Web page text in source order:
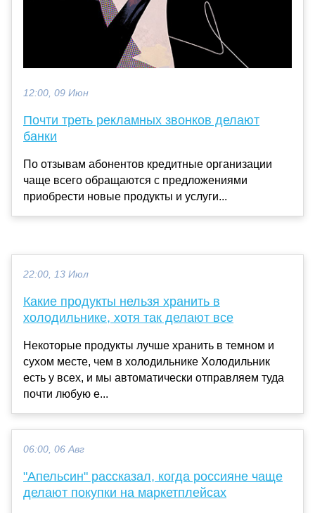
12:00, 09 Июн
Почти треть рекламных звонков делают
банки
По отзывам абонентов кредитные организации
чаще всего обращаются с предложениями
приобрести новые продукты и услуги...
22:00, 13 Июл
Какие продукты нельзя хранить в
холодильнике, хотя так делают все
Некоторые продукты лучше хранить в темном и
сухом месте, чем в холодильнике Холодильник
есть у всех, и мы автоматически отправляем туда
почти любую е...
06:00, 06 Авг
"Апельсин" рассказал, когда россияне чаще
делают покупки на маркетплейсах